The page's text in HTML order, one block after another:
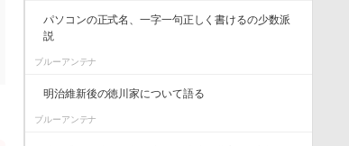
パソコンの正式名、一字一句正しく書けるの少数派
説
ブルーアンテナ
明治維新後の徳川家について語る
ブルーアンテナ